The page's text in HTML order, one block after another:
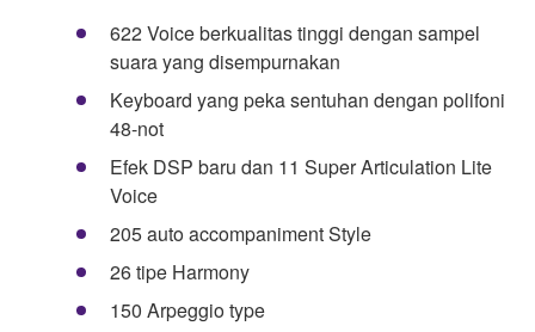
622 Voice berkualitas tinggi dengan sampel
suara yang disempurnakan
Keyboard yang peka sentuhan dengan polifoni
48-not
Efek DSP baru dan 11 Super Articulation Lite
Voice
205 auto accompaniment Style
26 tipe Harmony
150 Arpeggio type